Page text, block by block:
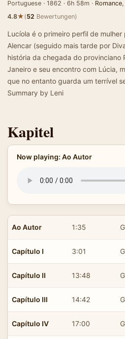
Portuguese · 1862 · 6h 58m · Romance,
4.8★(52 Bewertungen)
Lucíola é o primeiro perfil de
Alencar (seguido mais tarde por
história da chegada do provinciano
Janeiro e seu encontro com Lúcia,
que no entanto guarda um terrível
Summary by Leni
Kapitel
Now playing: Ao Autor
Ao Autor 1:35
Capítulo I 3:01
Capítulo II 13:48
Capítulo III 14:42
Capítulo IV 17:00